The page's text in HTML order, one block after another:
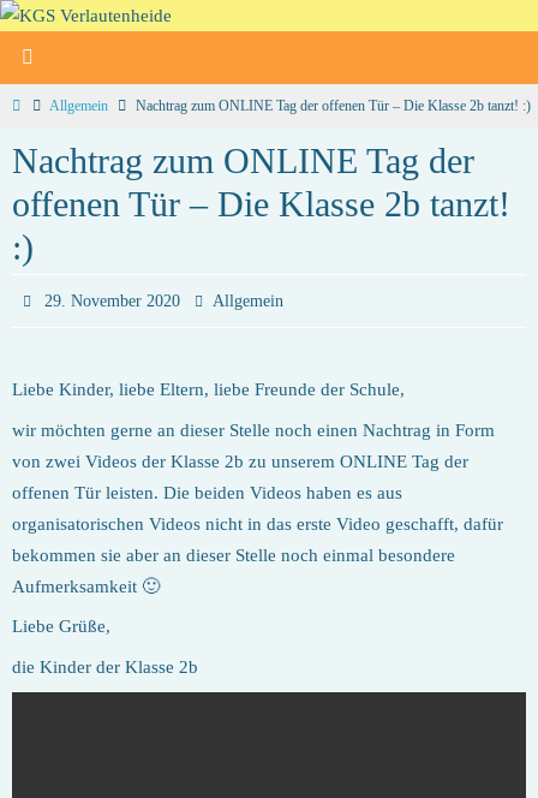
Zum
Inhalt
HomeAllgemein Nachtrag zum ONLINE Tag der offenen Tür – Die Klasse 2b tanzt! :)
Nachtrag zum ONLINE Tag der
offenen Tür – Die Klasse 2b tanzt!
:)
29. November 2020 Allgemein
Liebe Kinder, liebe Eltern, liebe Freunde der Schule,
wir möchten gerne an dieser Stelle noch einen Nachtrag in Form
von zwei Videos der Klasse 2b zu unserem ONLINE Tag der
offenen Tür leisten. Die beiden Videos haben es aus
organisatorischen Videos nicht in das erste Video geschafft, dafür
bekommen sie aber an dieser Stelle noch einmal besondere
Aufmerksamkeit 🙂
Liebe Grüße,
die Kinder der Klasse 2b